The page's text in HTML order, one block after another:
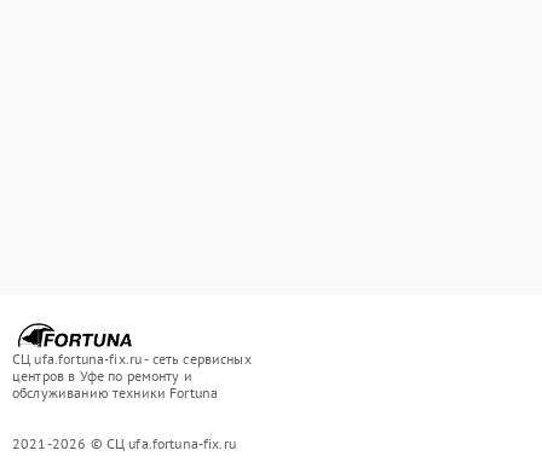
СЦ ufa.fortuna-fix.ru - сеть сервисных
центров в Уфе по ремонту и
обслуживанию техники Fortuna
2021-2026 © СЦ ufa.fortuna-fix.ru